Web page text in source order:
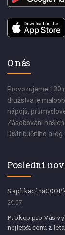
O nás
Provozujeme 130
družstva je
nápojů,
Zásobování
Distribučního a log...
Poslední
S aplikací
29.07
Prokop pro Vás
nejlepší cenu z